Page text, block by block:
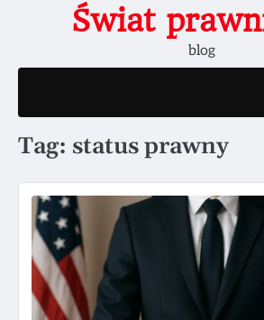
Świat
blog
Tag: status prawny